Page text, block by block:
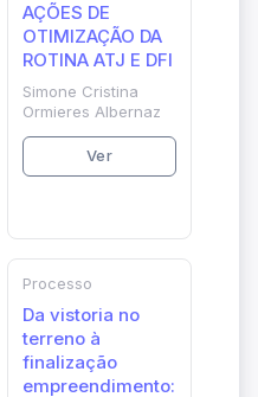
AÇÕES DE
OTIMIZAÇÃO DA
ROTINA ATJ E DFI
Simone Cristina
Ormieres Albernaz
Ver
Processo
Da vistoria no
terreno à
finalização
empreendimento: